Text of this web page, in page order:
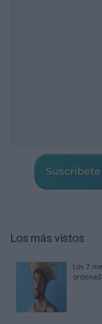
Los más vistos
Los 7